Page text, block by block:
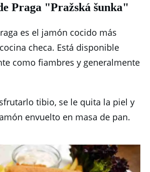
Praga "Pražská šunka"
es el jamón cocido más
checa. Está disponible
como fiambres y generalmente
tibio, se le quita la piel y
envuelto en masa de pan.